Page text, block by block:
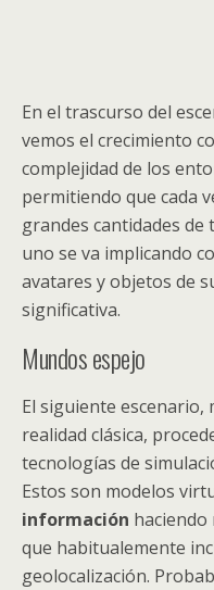
En el trascurso del
vemos el crecimiento
complejidad de los
permitiendo que cada
grandes cantidades de
uno se va implicando
avatares y objetos de
significativa.
Mundos espejo
El siguiente
realidad clásica,
tecnologías de
Estos son modelos
información haciendo
que habitualemente
geolocalización.